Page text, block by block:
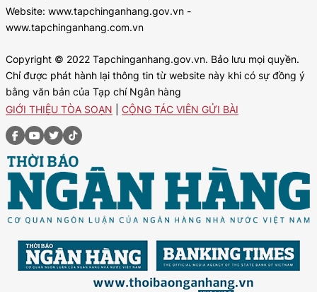
Website: www.tapchinganhang.gov.vn -
www.tapchinganhang.com.vn
Copyright © 2022 Tapchinganhang.gov.vn. Bảo lưu mọi quyền.
Chỉ được phát hành lại thông tin từ website này khi có sự đồng ý
bằng văn bản của Tạp chí Ngân hàng
GIỚI THIỆU TÒA SOẠN
CỘNG TÁC VIÊN GỬI BÀI